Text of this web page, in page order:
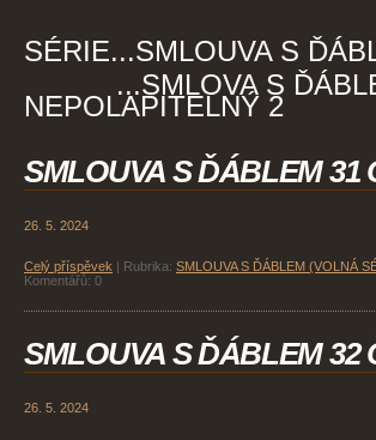
SÉRIE...SMLOUVA S
...SMLOVA S
NEPOLAPITELNÝ 2
SMLOUVA S ĎÁBLEM 31
26. 5. 2024
Celý příspěvek Rubrika: SMLOUVA S ĎÁBLEM (VOLNÁ
Komentářů: 0
SMLOUVA S ĎÁBLEM 32
26. 5. 2024